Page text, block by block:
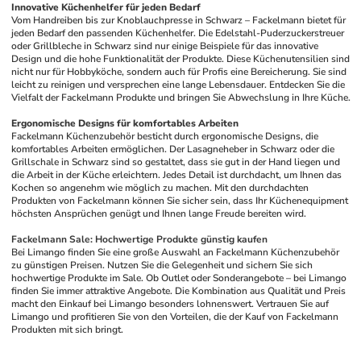
Innovative Küchenhelfer für jeden Bedarf
Vom Handreiben bis zur Knoblauchpresse in Schwarz – Fackelmann bietet für
jeden Bedarf den passenden Küchenhelfer. Die Edelstahl-Puderzuckerstreuer
oder Grillbleche in Schwarz sind nur einige Beispiele für das innovative
Design und die hohe Funktionalität der Produkte. Diese Küchenutensilien sind
nicht nur für Hobbyköche, sondern auch für Profis eine Bereicherung. Sie sind
leicht zu reinigen und versprechen eine lange Lebensdauer. Entdecken Sie die
Vielfalt der Fackelmann Produkte und bringen Sie Abwechslung in Ihre Küche.
Ergonomische Designs für komfortables Arbeiten
Fackelmann Küchenzubehör besticht durch ergonomische Designs, die
komfortables Arbeiten ermöglichen. Der Lasagneheber in Schwarz oder die
Grillschale in Schwarz sind so gestaltet, dass sie gut in der Hand liegen und
die Arbeit in der Küche erleichtern. Jedes Detail ist durchdacht, um Ihnen das
Kochen so angenehm wie möglich zu machen. Mit den durchdachten
Produkten von Fackelmann können Sie sicher sein, dass Ihr Küchenequipment
höchsten Ansprüchen genügt und Ihnen lange Freude bereiten wird.
Fackelmann Sale: Hochwertige Produkte günstig kaufen
Bei Limango finden Sie eine große Auswahl an Fackelmann Küchenzubehör
zu günstigen Preisen. Nutzen Sie die Gelegenheit und sichern Sie sich
hochwertige Produkte im Sale. Ob Outlet oder Sonderangebote – bei Limango
finden Sie immer attraktive Angebote. Die Kombination aus Qualität und Preis
macht den Einkauf bei Limango besonders lohnenswert. Vertrauen Sie auf
Limango und profitieren Sie von den Vorteilen, die der Kauf von Fackelmann
Produkten mit sich bringt.